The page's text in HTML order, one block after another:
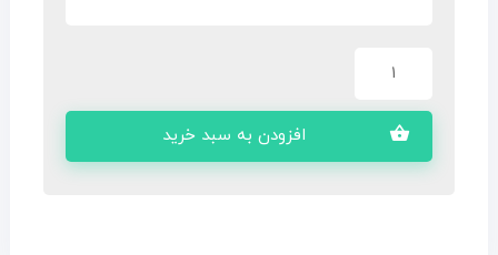
افزودن به سبد خرید